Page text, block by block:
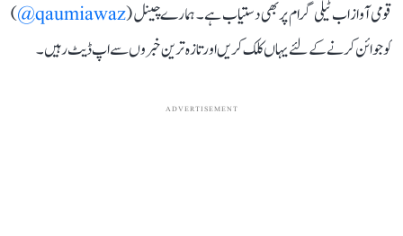
قومی آواز اب ٹیلی گرام پر بھی دستیاب ہے۔ ہمارے چینل (qaumiawaz@
)
کو جوائن کرنے کے لئے یہاں کلک کریں اور تازہ ترین خبروں سے اپ ڈیٹ رہیں۔
ADVERTISEMENT